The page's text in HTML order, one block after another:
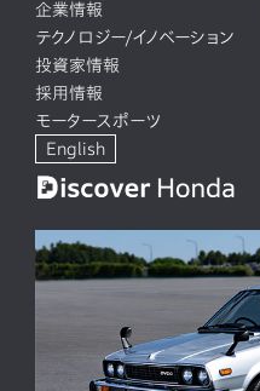
企業情報
テクノロジー/イノベーション
投資家情報
採用情報
モータースポーツ
English